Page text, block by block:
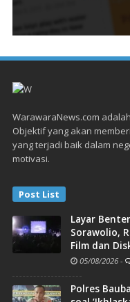
WarawaraNews.com
Objektif yang akan
yang terjadi baik dalam
motivasi.
Post List
Layar
Sorawolio,
Film dan
05/08/2026 -
Polres